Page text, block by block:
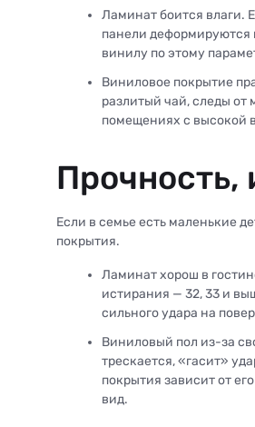
Ламинат боится влаги.
панели деформируются
винилу по этому
Виниловое покрытие
разлитый чай, следы от
помещениях с высокой
Прочность,
Если в семье есть маленькие
покрытия.
Ламинат хорош в
истирания — 32, 33 и
сильного удара на
Виниловый пол из-за
трескается, «гасит»
покрытия зависит от
вид.